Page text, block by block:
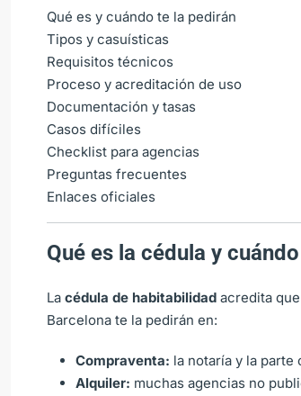
Qué es y cuándo te la pedirán
Tipos y casuísticas
Requisitos técnicos
Proceso y acreditación de uso
Documentación y tasas
Casos difíciles
Checklist para agencias
Preguntas frecuentes
Enlaces oficiales
Qué es la cédula y
La cédula de habitabilidad acredita
Barcelona te la pedirán en:
Compraventa: la notaría y la
Alquiler: muchas agencias no